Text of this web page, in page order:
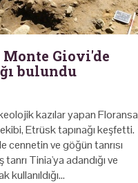
Giovi'de
bulundu
kazılar yapan Floransa
Etrüsk tapınağı keşfetti.
cennetin ve göğün tanrısı
Tinia'ya adandığı ve
kullanıldığı…